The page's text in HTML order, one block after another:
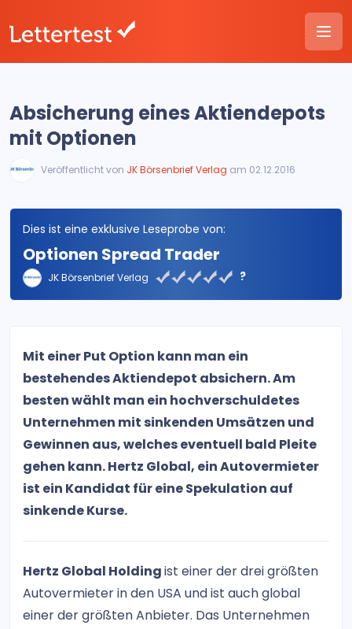
Absicherung eines Aktiendepots
mit Optionen
Veröffentlicht von JK Börsenbrief Verlag am 02.12.2016
Dies ist eine exklusive Leseprobe von:
Optionen Spread Trader
JK Börsenbrief Verlag ?
Mit einer Put Option kann man ein
bestehendes Aktiendepot absichern. Am
besten wählt man ein hochverschuldetes
Unternehmen mit sinkenden Umsätzen und
Gewinnen aus, welches eventuell bald Pleite
gehen kann. Hertz Global, ein Autovermieter
ist ein Kandidat für eine Spekulation auf
sinkende Kurse.
Hertz Global Holdingist einer der drei größten
Autovermieter in den USA und ist auch global
einer der größten Anbieter. Das Unternehmen